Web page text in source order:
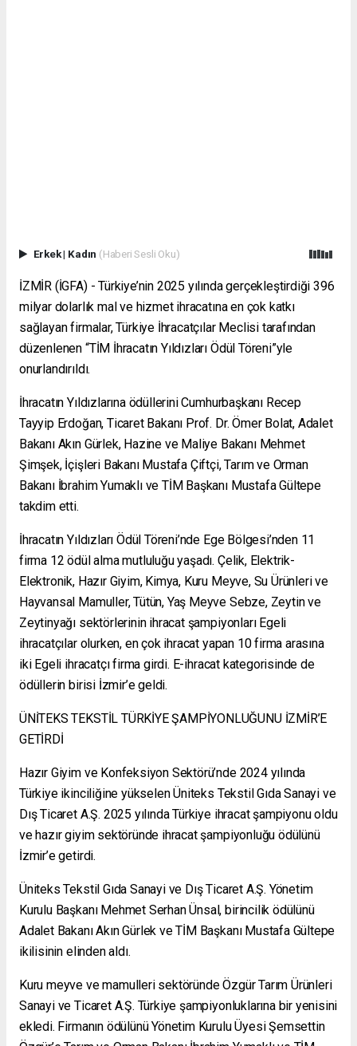
Erkek| Kadın (Haberi Sesli Oku)
İZMİR (İGFA) - Türkiye’nin 2025 yılında gerçekleştirdiği 396
milyar dolarlık mal ve hizmet ihracatına en çok katkı
sağlayan firmalar, Türkiye İhracatçılar Meclisi tarafından
düzenlenen “TİM İhracatın Yıldızları Ödül Töreni”yle
onurlandırıldı.
İhracatın Yıldızlarına ödüllerini Cumhurbaşkanı Recep
Tayyip Erdoğan, Ticaret Bakanı Prof. Dr. Ömer Bolat, Adalet
Bakanı Akın Gürlek, Hazine ve Maliye Bakanı Mehmet
Şimşek, İçişleri Bakanı Mustafa Çiftçi, Tarım ve Orman
Bakanı İbrahim Yumaklı ve TİM Başkanı Mustafa Gültepe
takdim etti.
İhracatın Yıldızları Ödül Töreni’nde Ege Bölgesi’nden 11
firma 12 ödül alma mutluluğu yaşadı. Çelik, Elektrik-
Elektronik, Hazır Giyim, Kimya, Kuru Meyve, Su Ürünleri ve
Hayvansal Mamuller, Tütün, Yaş Meyve Sebze, Zeytin ve
Zeytinyağı sektörlerinin ihracat şampiyonları Egeli
ihracatçılar olurken, en çok ihracat yapan 10 firma arasına
iki Egeli ihracatçı firma girdi. E-ihracat kategorisinde de
ödüllerin birisi İzmir’e geldi.
ÜNİTEKS TEKSTİL TÜRKİYE ŞAMPİYONLUĞUNU İZMİR’E
GETİRDİ
Hazır Giyim ve Konfeksiyon Sektörü’nde 2024 yılında
Türkiye ikinciliğine yükselen Üniteks Tekstil Gıda Sanayi ve
Dış Ticaret A.Ş. 2025 yılında Türkiye ihracat şampiyonu oldu
ve hazır giyim sektöründe ihracat şampiyonluğu ödülünü
İzmir’e getirdi.
Üniteks Tekstil Gıda Sanayi ve Dış Ticaret A.Ş. Yönetim
Kurulu Başkanı Mehmet Serhan Ünsal, birincilik ödülünü
Adalet Bakanı Akın Gürlek ve TİM Başkanı Mustafa Gültepe
ikilisinin elinden aldı.
Kuru meyve ve mamulleri sektöründe Özgür Tarım Ürünleri
Sanayi ve Ticaret A.Ş. Türkiye şampiyonluklarına bir yenisini
ekledi. Firmanın ödülünü Yönetim Kurulu Üyesi Şemsettin